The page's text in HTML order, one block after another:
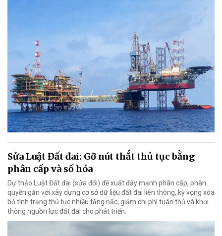
Sửa Luật Đất đai: Gỡ nút thắt thủ tục bằng
phân cấp và số hóa
Dự thảo Luật Đất đai (sửa đổi) đề xuất đẩy mạnh phân cấp, phân
quyền gắn với xây dựng cơ sở dữ liệu đất đai liên thông, kỳ vọng xóa
bỏ tình trạng thủ tục nhiều tầng nấc, giảm chi phí tuân thủ và khơi
thông nguồn lực đất đai cho phát triển.